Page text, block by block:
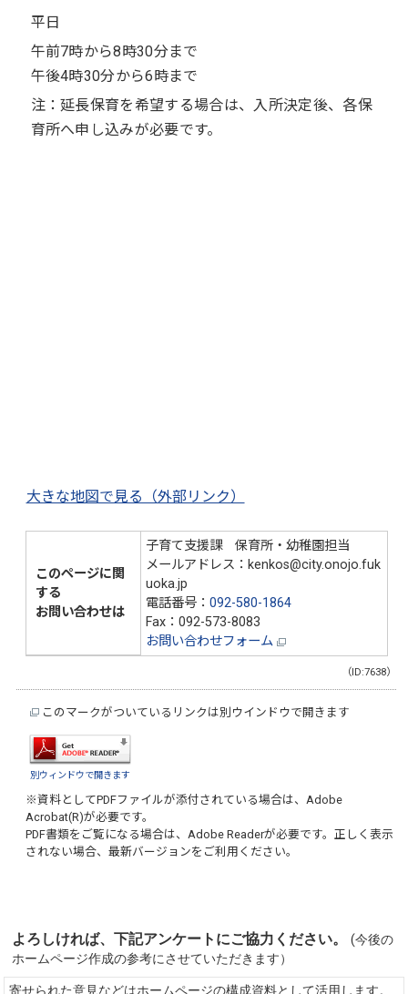
平日
午前7時から8時30分まで
午後4時30分から6時まで
注：延長保育を希望する場合は、入所決定後、各保
育所へ申し込みが必要です。
大きな地図で見る（外部リンク）
このページに関
する
お問い合わせは
子育て支援課 保育所・幼稚園担当
メールアドレス：kenkos@city.onojo.fuk
uoka.jp
電話番号： 092-580-1864
Fax：092-573-8083
お問い合わせフォーム
（ID:7638）
このマークがついているリンクは別ウインドウで開きます
別ウィンドウで開きます
※資料としてPDFファイルが添付されている場合は、Adobe
Acrobat(R)が必要です。
PDF書類をご覧になる場合は、Adobe Readerが必要です。正しく表示
されない場合、最新バージョンをご利用ください。